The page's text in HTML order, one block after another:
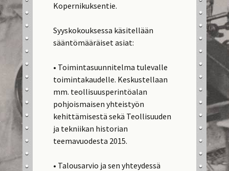
Kopernikuksentie.
Syyskokouksessa käsitellään
sääntömääräiset asiat:
• Toimintasuunnitelma tulevalle
toimintakaudelle. Keskustellaan
mm. teollisuusperintöalan
pohjoismaisen yhteistyön
kehittämisestä sekä Teollisuuden
ja tekniikan historian
teemavuodesta 2015.
• Talousarvio ja sen yhteydessä